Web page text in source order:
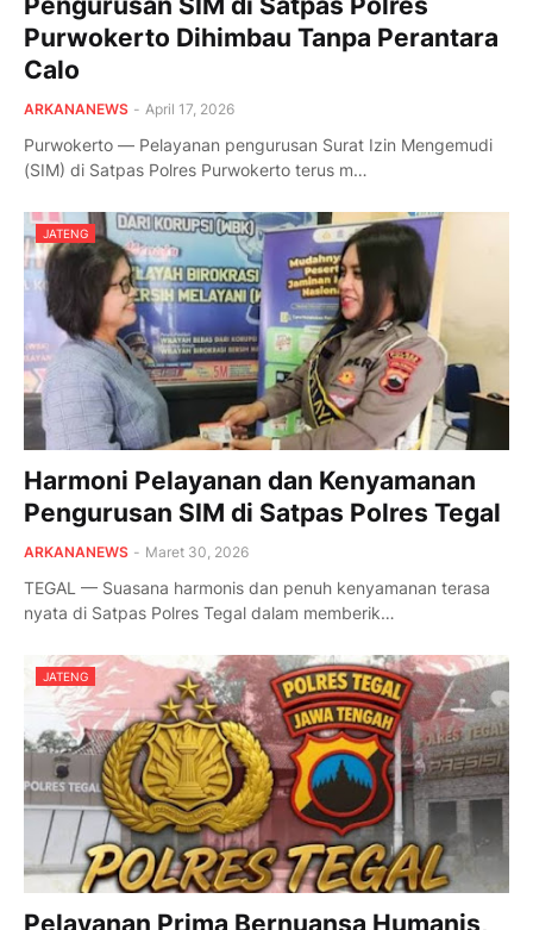
Purwokerto Dihimbau Tanpa Perantara
Calo
ARKANANEWS - April 17, 2026
Purwokerto — Pelayanan pengurusan Surat Izin Mengemudi
(SIM) di Satpas Polres Purwokerto terus m…
JATENG
Harmoni Pelayanan dan Kenyamanan
Pengurusan SIM di Satpas Polres Tegal
ARKANANEWS - Maret 30, 2026
TEGAL — Suasana harmonis dan penuh kenyamanan terasa
nyata di Satpas Polres Tegal dalam memberik…
JATENG
Pelayanan Prima Bernuansa Humanis,